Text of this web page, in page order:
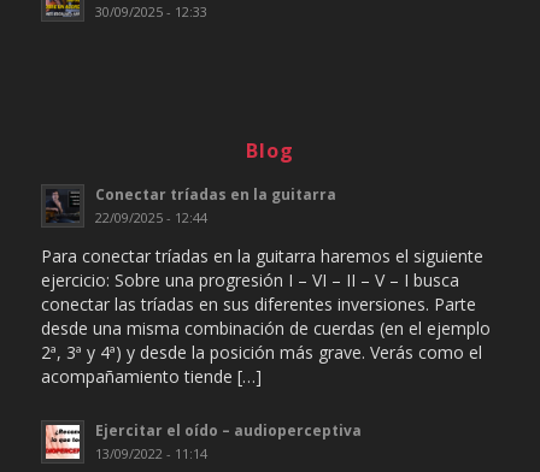
30/09/2025 - 12:33
Blog
Conectar tríadas en la guitarra
22/09/2025 - 12:44
Para conectar tríadas en la guitarra haremos el siguiente
ejercicio: Sobre una progresión I – VI – II – V – I busca
conectar las tríadas en sus diferentes inversiones. Parte
desde una misma combinación de cuerdas (en el ejemplo
2ª, 3ª y 4ª) y desde la posición más grave. Verás como el
acompañamiento tiende […]
Ejercitar el oído – audioperceptiva
13/09/2022 - 11:14